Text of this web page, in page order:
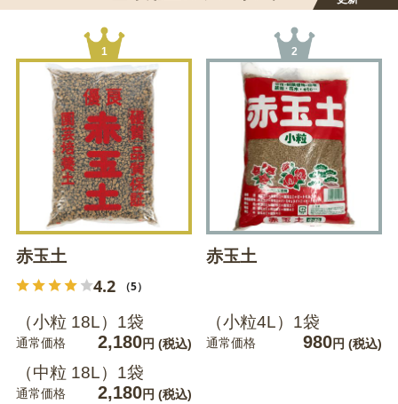
1
赤玉土
4.2 （5）
（小粒 18L）1袋
通常価格 2,180円 (税込)
（中粒 18L）1袋
通常価格 2,180円 (税込)
2
赤玉土
（小粒4L）1袋
通常価格 980円 (税込)